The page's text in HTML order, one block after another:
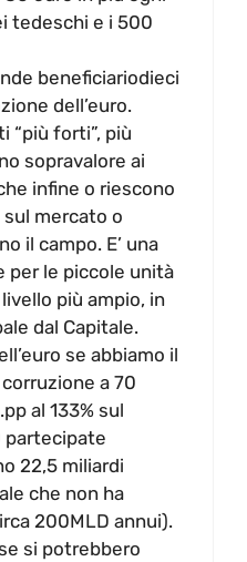
tedeschi e i 500
beneficiariodieci
dell’euro.
“più forti”, più
sopravalore ai
infine o riescono
mercato o
il campo. E’ una
per le piccole unità
più ampio, in
dal Capitale.
se abbiamo il
a 70
al 133% sul
partecipate
22,5 miliardi
che non ha
200MLD annui).
si potrebbero